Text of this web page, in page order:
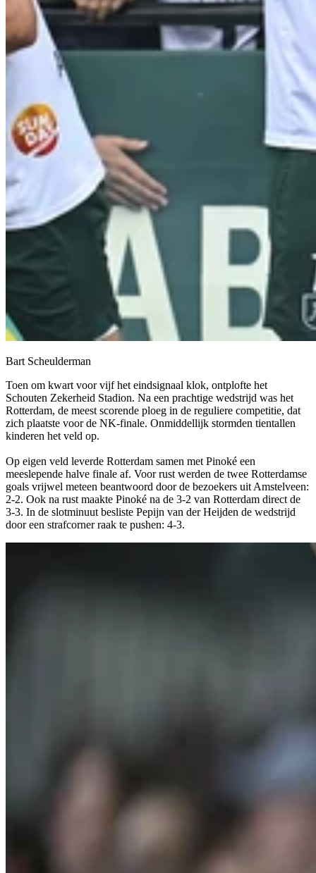
Bart Scheulderman
Toen om kwart voor vijf het eindsignaal klok, ontplofte het
Schouten Zekerheid Stadion. Na een prachtige wedstrijd was het
Rotterdam, de meest scorende ploeg in de reguliere competitie, dat
zich plaatste voor de NK-finale. Onmiddellijk stormden tientallen
kinderen het veld op.
Op eigen veld leverde Rotterdam samen met Pinoké een
meeslepende halve finale af. Voor rust werden de twee Rotterdamse
goals vrijwel meteen beantwoord door de bezoekers uit Amstelveen:
2-2. Ook na rust maakte Pinoké na de 3-2 van Rotterdam direct de
3-3. In de slotminuut besliste Pepijn van der Heijden de wedstrijd
door een strafcorner raak te pushen: 4-3.